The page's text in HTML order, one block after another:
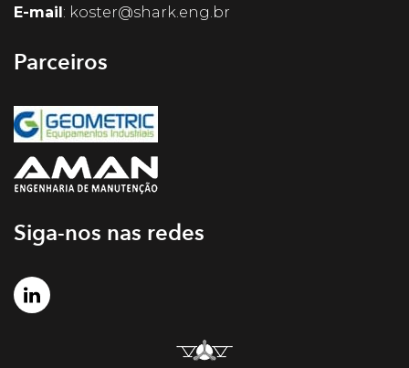
E-mail: koster@shark.eng.br
Parceiros
Siga-nos nas redes